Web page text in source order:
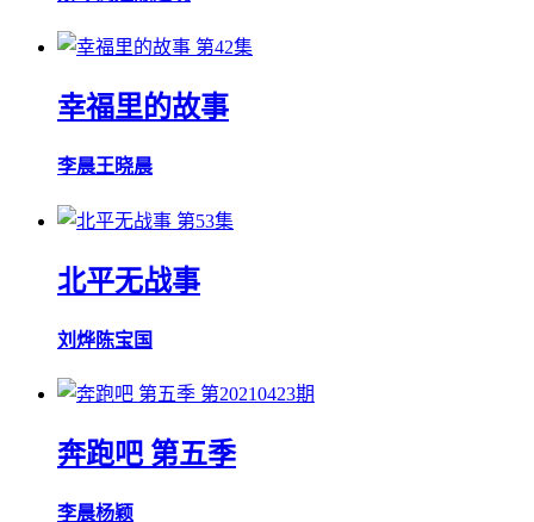
第42集
幸福里的故事
李晨王晓晨
第53集
北平无战事
刘烨陈宝国
第20210423期
奔跑吧 第五季
李晨杨颖